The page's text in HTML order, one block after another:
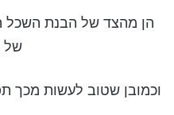
הן מהצד של הבנת השכל
של
וכמובן שטוב לעשות מכך